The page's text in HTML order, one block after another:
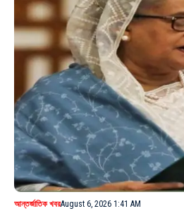
আন্তর্জাতিক খবরAugust 6, 2026 1:41 AM